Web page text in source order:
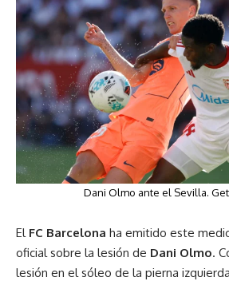
Dani Olmo ante el Sevilla.
El FC Barcelona ha emitido este
oficial sobre la lesión de Dani Olmo.
lesión en el sóleo de la pierna